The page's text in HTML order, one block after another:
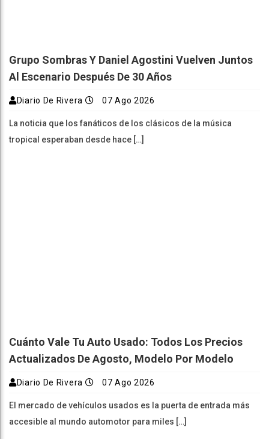
Grupo Sombras Y Daniel Agostini Vuelven Juntos
Al Escenario Después De 30 Años
Diario De Rivera 07 Ago 2026
La noticia que los fanáticos de los clásicos de la música
tropical esperaban desde hace […]
Cuánto Vale Tu Auto Usado: Todos Los Precios
Actualizados De Agosto, Modelo Por Modelo
Diario De Rivera 07 Ago 2026
El mercado de vehículos usados es la puerta de entrada más
accesible al mundo automotor para miles […]